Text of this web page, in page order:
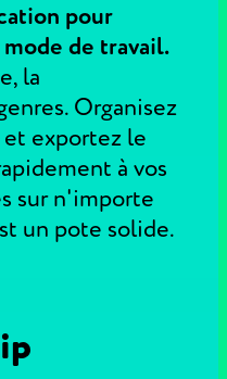
pour
de travail.
la
Organisez
exportez le
à vos
sur n'importe
un pote solide.